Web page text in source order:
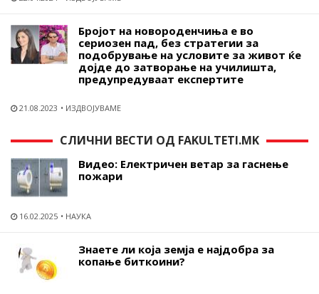
Бројот на новороденчиња е во
сериозен пад, без стратегии за
подобрување на условите за живот ќе
дојде до затворање на училишта,
предупредуваат експертите
21.08.2023 ИЗДВОЈУВАМЕ
СЛИЧНИ ВЕСТИ ОД FAKULTETI.MK
Видео: Електричен ветар за гаснење
пожари
16.02.2025 НАУКА
Знаете ли која земја е најдобра за
копање биткоини?